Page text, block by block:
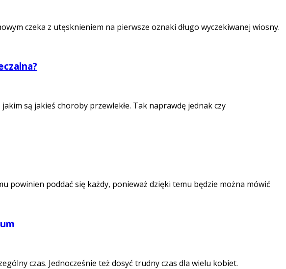
czeka z utęsknieniem na pierwsze oznaki długo wyczekiwanej wiosny.
są jakieś choroby przewlekłe. Tak naprawdę jednak czy
powinien poddać się każdy, ponieważ dzięki temu będzie można mówić
czas. Jednocześnie też dosyć trudny czas dla wielu kobiet.